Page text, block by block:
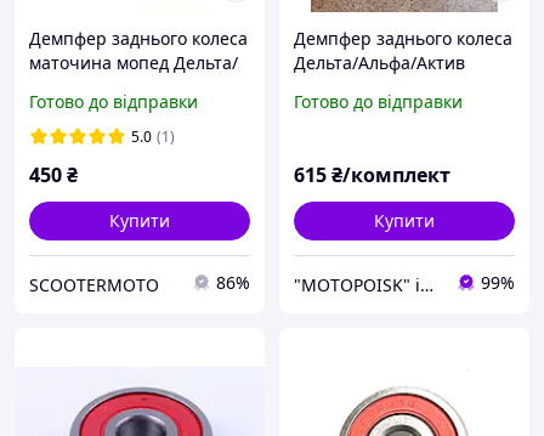
Демпфер заднього колеса
маточина мопед Дельта/
110-125 кубів у зборі
Готово до відправки
5.0 (1)
450₴
Купити
SCOOTERMOTO 86%
Демпфер заднього колеса
Дельта/Альфа/Актив
зборі із зіркою 41 зуб 428-
Готово до відправки
615₴/комплект
Купити
"MOTOPOISK" інтернет-магазин мотозапчастин та аксесуарів 99%